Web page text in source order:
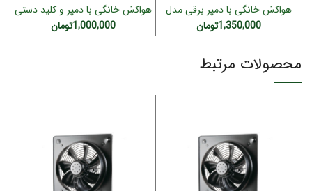
هواکش خانگی با دمپر برقی مدل
هایلوکس (10 سانت)
1,350,000تومان
هواکش خانگی با دمپر و کلید دستی
لوکس (15 سانت)
1,000,000تومان
محصولات مرتبط